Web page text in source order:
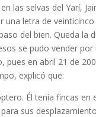
las selvas del Yarí,
letra de
del bien. Queda la
se pudo vender
pues en abril 21 de
explicó que:
Él tenía fincas en
sus